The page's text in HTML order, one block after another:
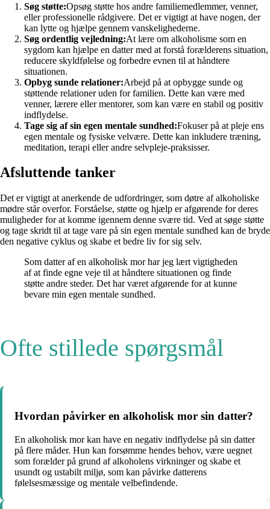
Søg støtte:Opsøg støtte hos andre familiemedlemmer, venner,
eller professionelle rådgivere. Det er vigtigt at have nogen, der
kan lytte og hjælpe gennem vanskelighederne.
Søg ordentlig vejledning:At lære om alkoholisme som en
sygdom kan hjælpe en datter med at forstå forælderens situation,
reducere skyldfølelse og forbedre evnen til at håndtere
situationen.
Opbyg sunde relationer:Arbejd på at opbygge sunde og
støttende relationer uden for familien. Dette kan være med
venner, lærere eller mentorer, som kan være en stabil og positiv
indflydelse.
Tage sig af sin egen mentale sundhed:Fokuser på at pleje ens
egen mentale og fysiske velvære. Dette kan inkludere træning,
meditation, terapi eller andre selvpleje-praksisser.
Afsluttende tanker
Det er vigtigt at anerkende de udfordringer, som døtre af alkoholiske
mødre står overfor. Forståelse, støtte og hjælp er afgørende for deres
muligheder for at komme igennem denne svære tid. Ved at søge støtte
og tage skridt til at tage vare på sin egen mentale sundhed kan de bryde
den negative cyklus og skabe et bedre liv for sig selv.
Som datter af en alkoholisk mor har jeg lært vigtigheden
af at finde egne veje til at håndtere situationen og finde
støtte andre steder. Det har været afgørende for at kunne
bevare min egen mentale sundhed.
Ofte stillede spørgsmål
Hvordan påvirker en alkoholisk mor sin datter?
En alkoholisk mor kan have en negativ indflydelse på sin datter
på flere måder. Hun kan forsømme hendes behov, være uegnet
som forælder på grund af alkoholens virkninger og skabe et
usundt og ustabilt miljø, som kan påvirke datterens
følelsesmæssige og mentale velbefindende.